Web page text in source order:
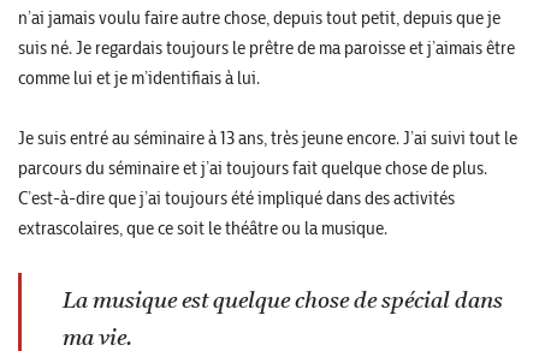
n’ai jamais voulu faire autre chose, depuis tout petit, depuis que je
suis né. Je regardais toujours le prêtre de ma paroisse et j’aimais être
comme lui et je m’identifiais à lui.
Je suis entré au séminaire à 13 ans, très jeune encore. J’ai suivi tout le
parcours du séminaire et j’ai toujours fait quelque chose de plus.
C’est-à-dire que j’ai toujours été impliqué dans des activités
extrascolaires, que ce soit le théâtre ou la musique.
La musique est quelque chose de spécial dans
ma vie.